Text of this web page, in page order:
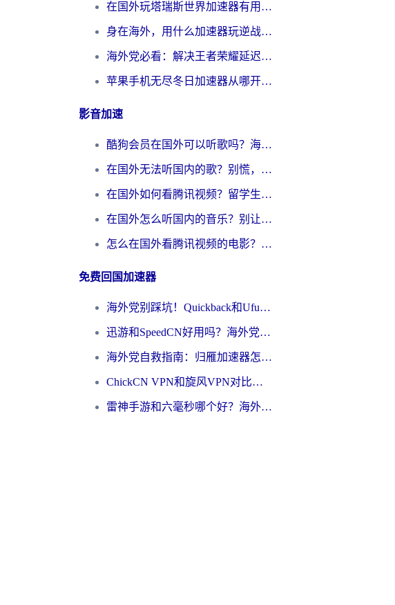
在国外玩塔瑞斯世界加速器有用吗？海外玩家亲测后的真实答案
身在海外，用什么加速器玩逆战才能告别延迟？
海外党必看：解决王者荣耀延迟的加速器终极指南——从EVE到猫和老鼠，一个工具全搞定
苹果手机无尽冬日加速器从哪开启？海外玩家的冬日生存指南
影音加速
酷狗会员在国外可以听歌吗？海外党亲测有效：3步解决音乐权限难题
在国外无法听国内的歌？别慌，这样操作就能畅听QQ音乐（附亲测加速器推荐）
在国外如何看腾讯视频？留学生亲测有效的回国加速方案
在国外怎么听国内的音乐？别让版权限制断了你的华语歌单
怎么在国外看腾讯视频的电影？海外党亲测有效的回国加速指南
免费回国加速器
海外党别踩坑！Quickback和UfunR好用吗？选对回国加速器才能无缝刷国内资源
迅游和SpeedCN好用吗？海外党如何破解那道看不见的墙
海外党自救指南：归雁加速器怎么样？教你避开坑实现国内资源无缝访问
ChickCN VPN和旋风VPN对比哪个回国效果更好？海外用户的选择困境与出路
雷神手游和六毫秒哪个好？海外党如何真正解锁国内资源